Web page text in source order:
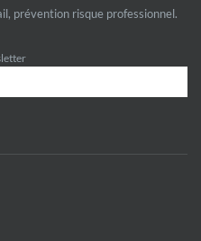
prévention risque professionnel.